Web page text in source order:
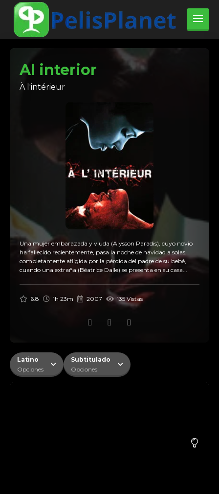
Al interior
À l'intérieur
Una mujer embarazada y viuda (Alysson Paradis), cuyo novio
ha fallecido recientemente, pasa la noche de navidad a solas,
completamente afligida por la pérdida del padre de su bebé,
cuando una extraña (Béatrice Dalle) se presenta en su casa...
6.8 1h 23m 2007 135 Vistas
Latino
Opciones
Subtitulado
Opciones